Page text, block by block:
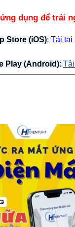
dụng để trải
Store (iOS): Tải tại
Play (Android):